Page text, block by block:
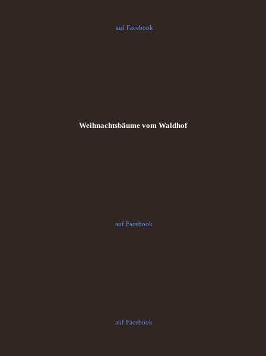
auf Facebook
auf Facebook
Weihnachtsbäume vom Waldhof
auf Facebook